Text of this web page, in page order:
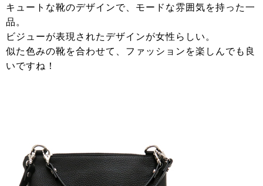
キュートな靴のデザインで、モードな雰囲気を持った一
品。
ビジューが表現されたデザインが女性らしい。
似た色みの靴を合わせて、ファッションを楽しんでも良
いですね！